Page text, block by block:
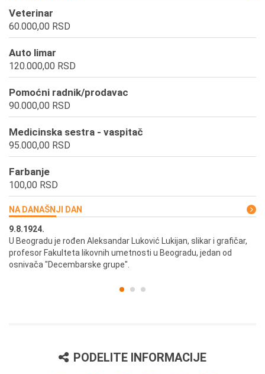
Veterinar
60.000,00 RSD
Auto limar
120.000,00 RSD
Pomoćni radnik/prodavac
90.000,00 RSD
Medicinska sestra - vaspitač
95.000,00 RSD
Farbanje
100,00 RSD
NA DANAŠNJI DAN
9.8.1924.
U Beogradu je rođen Aleksandar Luković Lukijan, slikar i grafičar,
profesor Fakulteta likovnih umetnosti u Beogradu, jedan od
osnivača "Decembarske grupe".
PODELITE INFORMACIJE